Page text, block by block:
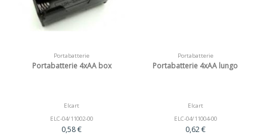
Portabatterie
Portabatterie 4xAA box
Elcart
ELC-04/11002-00
0,58 €
Portabatterie
Portabatterie 4xAA lungo
Elcart
ELC-04/11004-00
0,62 €